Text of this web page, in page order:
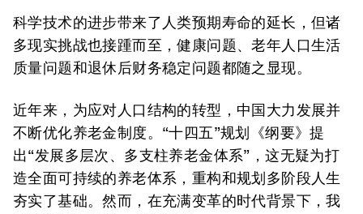
科学技术的进步带来了人类预期寿命的延长，但诸
多现实挑战也接踵而至，健康问题、老年人口生活
质量问题和退休后财务稳定问题都随之显现。
近年来，为应对人口结构的转型，中国大力发展并
不断优化养老金制度。“十四五”规划《纲要》提
出“发展多层次、多支柱养老金体系”，这无疑为打
造全面可持续的养老体系，重构和规划多阶段人生
夯实了基础。然而，在充满变革的时代背景下，我